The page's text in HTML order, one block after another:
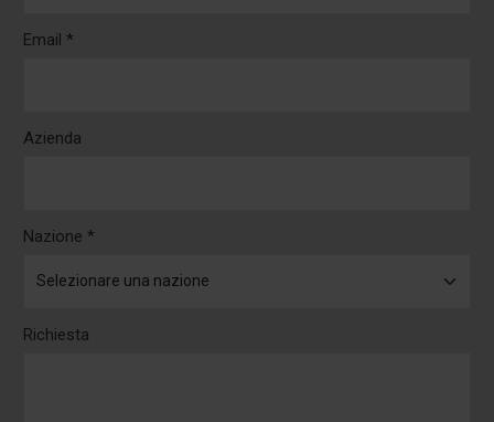
Email *
Azienda
Nazione *
Richiesta